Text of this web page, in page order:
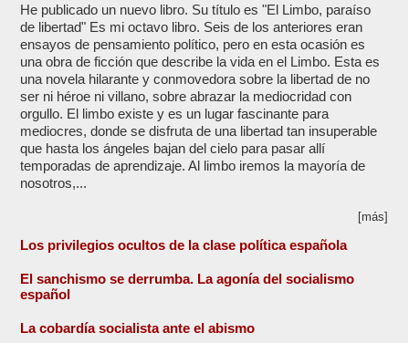
He publicado un nuevo libro. Su título es "El Limbo, paraíso
de libertad" Es mi octavo libro. Seis de los anteriores eran
ensayos de pensamiento político, pero en esta ocasión es
una obra de ficción que describe la vida en el Limbo. Esta es
una novela hilarante y conmovedora sobre la libertad de no
ser ni héroe ni villano, sobre abrazar la mediocridad con
orgullo. El limbo existe y es un lugar fascinante para
mediocres, donde se disfruta de una libertad tan insuperable
que hasta los ángeles bajan del cielo para pasar allí
temporadas de aprendizaje. Al limbo iremos la mayoría de
nosotros,...
[más]
Los privilegios ocultos de la clase política española
El sanchismo se derrumba. La agonía del socialismo
español
La cobardía socialista ante el abismo